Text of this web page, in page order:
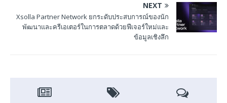
NEXT
Xsolla Partner Network ยกระดับประสบการณ์ของนัก
พัฒนาและครีเอเตอร์ในการตลาดด้วยฟีเจอร์ใหม่และ
ข้อมูลเชิงลึก